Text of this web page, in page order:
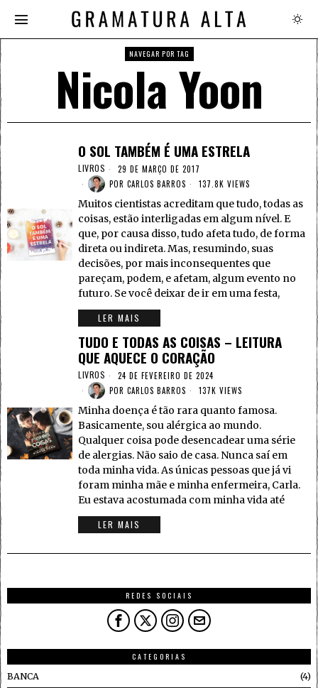
NAVEGAR POR TAG
Nicola Yoon
O SOL TAMBÉM É UMA ESTRELA
LIVROS
29 DE MARÇO DE 2017
POR CARLOS BARROS 137.8K VIEWS
Muitos cientistas acreditam que tudo, todas as
coisas, estão interligadas em algum nível. E
que, por causa disso, tudo afeta tudo, de forma
direta ou indireta. Mas, resumindo, suas
decisões, por mais inconsequentes que
pareçam, podem, e afetam, algum evento no
futuro. Se você deixar de ir em uma festa,
LER MAIS
TUDO E TODAS AS COISAS – LEITURA
QUE AQUECE O CORAÇÃO
LIVROS
24 DE FEVEREIRO DE 2024
POR CARLOS BARROS 137K VIEWS
Minha doença é tão rara quanto famosa.
Basicamente, sou alérgica ao mundo.
Qualquer coisa pode desencadear uma série
de alergias. Não saio de casa. Nunca saí em
toda minha vida. As únicas pessoas que já vi
foram minha mãe e minha enfermeira, Carla.
Eu estava acostumada com minha vida até
LER MAIS
REDES SOCIAIS
CATEGORIAS
BANCA
4